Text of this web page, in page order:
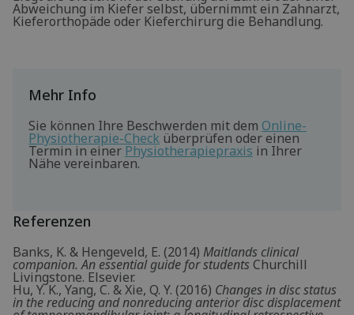
Abweichung im Kiefer selbst, übernimmt ein Zahnarzt,
Kieferorthopäde oder Kieferchirurg die Behandlung.
Mehr Info
Sie können Ihre Beschwerden mit dem Online-
Physiotherapie-Check überprüfen oder einen
Termin in einerPhysiotherapiepraxis in Ihrer
Nähe vereinbaren.
Referenzen
Banks, K. & Hengeveld, E. (2014) Maitlands clinical
companion. An essential guide for studentsChurchill
Livingstone. Elsevier.
Hu, Y. K., Yang, C. & Xie, Q. Y. (2016) Changes in disc status
in the reducing and nonreducing anterior disc displacement